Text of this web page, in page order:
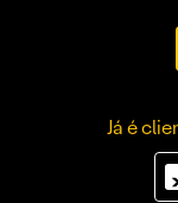
Já é